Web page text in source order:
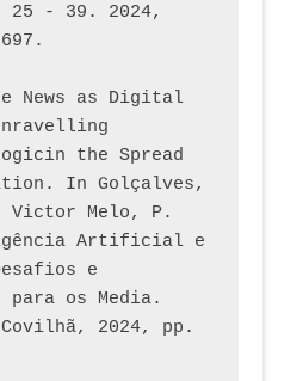
25 - 39. 2024,
News as Digital
the Spread
In Golçalves,
Melo, P.
Artificial e
e
para os Media.
Covilhã, 2024, pp.